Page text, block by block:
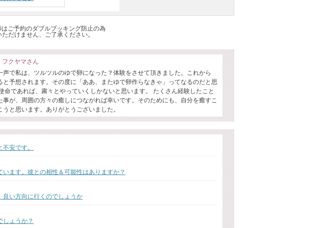
ご予約のダブルブッキング防止の為
だけません、ご了承ください。
フクヤマさん
声で私は、ツルツルのゆで卵になった？体験をさせて頂きました。これから
と予想されます。その度に「ああ、またゆで卵作らなきゃ」ってなるのだと思
命であれば、粛々とやっていくしかないと思います。 たくさん経験したこと
事が、周囲の方々の癒しにつながれば幸いです。そのためにも、自分を癒すこ
うと思います。ありがとうございました。
安です。
います。彼との相性＆可能性はありますか？
良い方向に行くのでしょうか
しょうか？